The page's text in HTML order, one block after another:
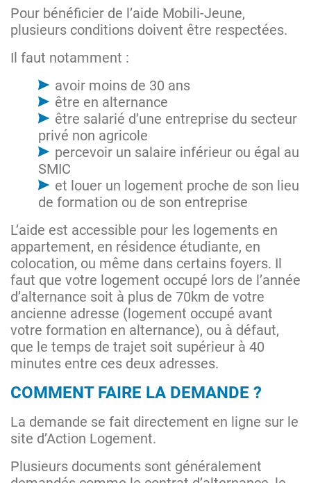
Pour bénéficier de l’aide Mobili-Jeune,
plusieurs conditions doivent être respectées.
Il faut notamment :
avoir moins de 30 ans
être en alternance
être salarié d’une entreprise du secteur
privé non agricole
percevoir un salaire inférieur ou égal au
SMIC
et louer un logement proche de son lieu
de formation ou de son entreprise
L’aide est accessible pour les logements en
appartement, en résidence étudiante, en
colocation, ou même dans certains foyers. Il
faut que votre logement occupé lors de l’année
d’alternance soit à plus de 70km de votre
ancienne adresse (logement occupé avant
votre formation en alternance), ou à défaut,
que le temps de trajet soit supérieur à 40
minutes entre ces deux adresses.
COMMENT FAIRE LA DEMANDE ?
La demande se fait directement en ligne sur le
site d’Action Logement.
Plusieurs documents sont généralement